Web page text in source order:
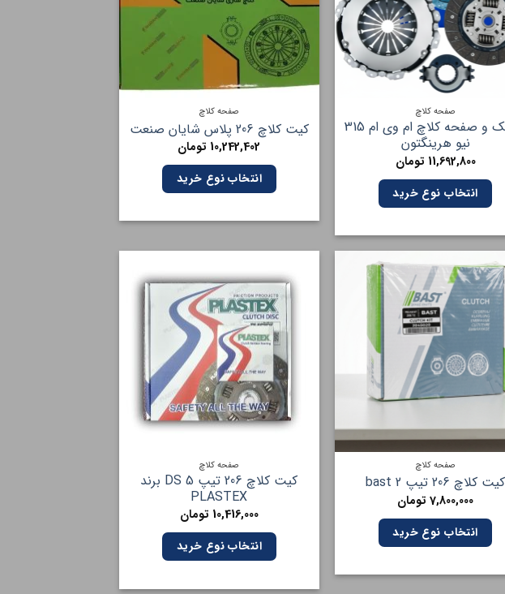
صفحه کلاچ
دیسک و صفحه کلاچ ام وی ام 315
نیو هرینگتون
11,692,800 تومان
انتخاب نوع خرید
صفحه کلاچ
کیت کلاچ 206 پلاس شایان صنعت
10,242,402 تومان
انتخاب نوع خرید
صفحه کلاچ
کیت کلاچ 206 تیپ 2 bast
7,800,000 تومان
انتخاب نوع خرید
صفحه کلاچ
کیت کلاچ 206 تیپ 5 DS برند
PLASTEX
10,416,000 تومان
انتخاب نوع خرید